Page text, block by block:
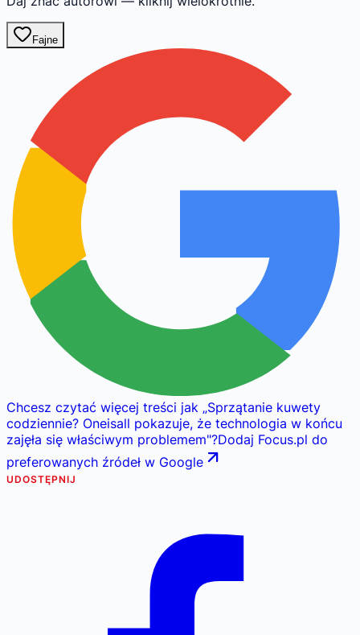
Fajne
Chcesz czytać więcej treści jak „Sprzątanie kuwety
codziennie? Oneisall pokazuje, że technologia w końcu
zajęła się właściwym problemem"?Dodaj Focus.pl do
preferowanych źródeł w Google
UDOSTĘPNIJ